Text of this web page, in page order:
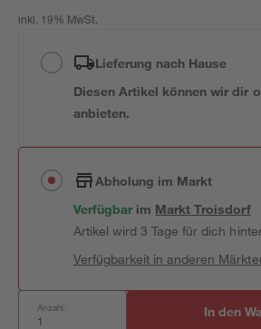
inkl. 19% MwSt.
Lieferung nach Hause
Diesen Artikel können wir dir
anbieten.
Abholung im Markt
Verfügbar im MarktTroisdorf
Artikel wird 3 Tage für dich
Verfügbarkeit in anderen
Anzahl: In den